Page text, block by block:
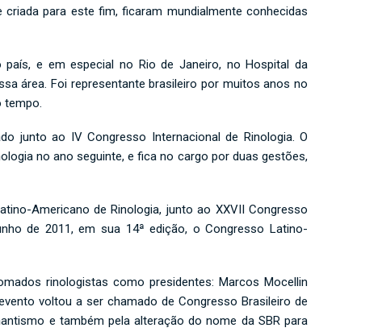
para este fim, ficaram mundialmente conhecidas
e em especial no Rio de Janeiro, no Hospital da
área. Foi representante brasileiro por muitos anos no
tempo.
junto ao IV Congresso Internacional de Rinologia. O
no ano seguinte, e fica no cargo por duas gestões,
Americano de Rinologia, junto ao XXVII Congresso
de 2011, em sua 14ª edição, o Congresso Latino-
rinologistas como presidentes: Marcos Mocellin
voltou a ser chamado de Congresso Brasileiro de
e também pela alteração do nome da SBR para